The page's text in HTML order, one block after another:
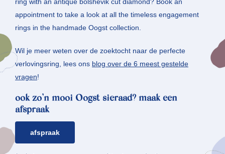
ring with an antique bolshevik cut diamond? Book an
appointment to take a look at all the timeless engagement
rings in the handmade Oogst collection.
Wil je meer weten over de zoektocht naar de perfecte
verlovingsring, lees ons blog over de 6 meest gestelde
vragen!
ook zo’n mooi Oogst sieraad? maak een
afspraak
afspraak